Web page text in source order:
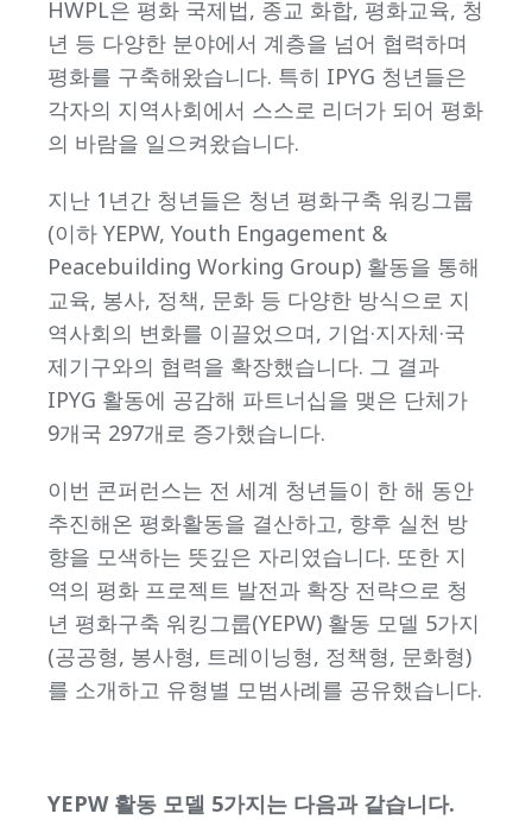
HWPL은 평화 국제법, 종교 화합, 평화교육, 청
년 등 다양한 분야에서 계층을 넘어 협력하며
평화를 구축해왔습니다. 특히 IPYG 청년들은
각자의 지역사회에서 스스로 리더가 되어 평화
의 바람을 일으켜왔습니다.
지난 1년간 청년들은 청년 평화구축 워킹그룹
(이하 YEPW, Youth Engagement &
Peacebuilding Working Group) 활동을 통해
교육, 봉사, 정책, 문화 등 다양한 방식으로 지
역사회의 변화를 이끌었으며, 기업·지자체·국
제기구와의 협력을 확장했습니다. 그 결과
IPYG 활동에 공감해 파트너십을 맺은 단체가
9개국 297개로 증가했습니다.
이번 콘퍼런스는 전 세계 청년들이 한 해 동안
추진해온 평화활동을 결산하고, 향후 실천 방
향을 모색하는 뜻깊은 자리였습니다. 또한 지
역의 평화 프로젝트 발전과 확장 전략으로 청
년 평화구축 워킹그룹(YEPW) 활동 모델 5가지
(공공형, 봉사형, 트레이닝형, 정책형, 문화형)
를 소개하고 유형별 모범사례를 공유했습니다.
YEPW 활동 모델 5가지는 다음과 같습니다.